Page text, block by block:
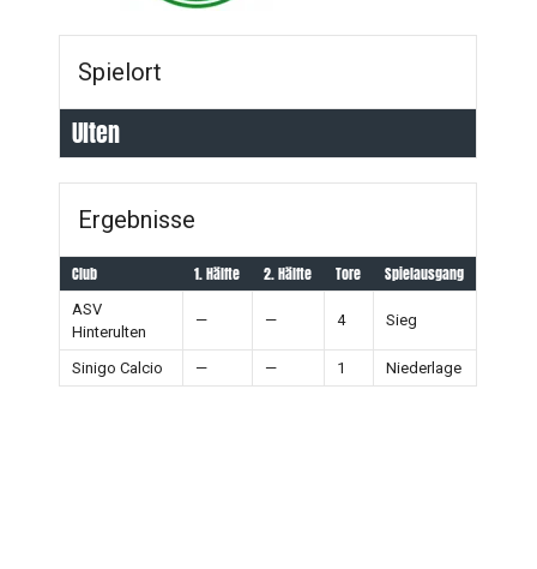
Spielort
Ulten
Ergebnisse
Club 1. Hälfte 2. Hälfte Tore Spielausgang
ASV
Hinterulten
— — 4 Sieg
Sinigo Calcio — — 1 Niederlage